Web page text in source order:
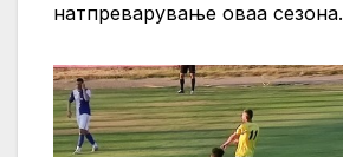
натпреварување оваа сезона.